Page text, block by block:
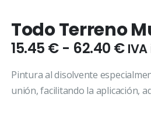
Todo Terreno
15.45 € - 62.40 € IVA
Pintura al disolvente
unión, facilitando la aplicación,